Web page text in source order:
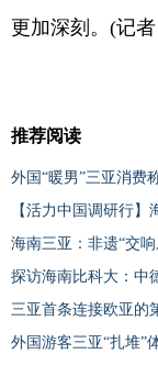
更加深刻。(记
推荐阅读
外国“暖男”三亚消费
【活力中国调研行】
海南三亚：非遗“交
探访海南比科大：中
三亚首条连接欧亚的
外国游客三亚“扎堆”